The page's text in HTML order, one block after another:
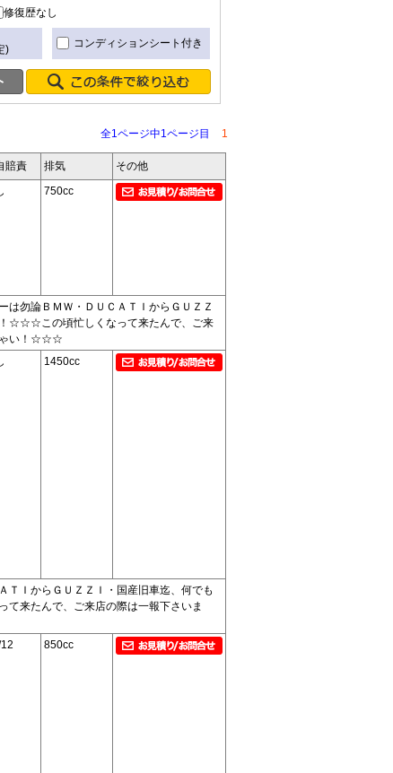
修復歴なし
)
コンディションシート付き
全1ページ中1ページ目 1
賠責 排気
その他
750cc
勿論ＢＭＷ・ＤＵＣＡＴＩからＧＵＺＺ
☆☆☆この頃忙しくなって来たんで、ご来
ゃい！☆☆☆
1450cc
ＩからＧＵＺＺＩ・国産旧車迄、何でも
来たんで、ご来店の際は一報下さいま
850cc